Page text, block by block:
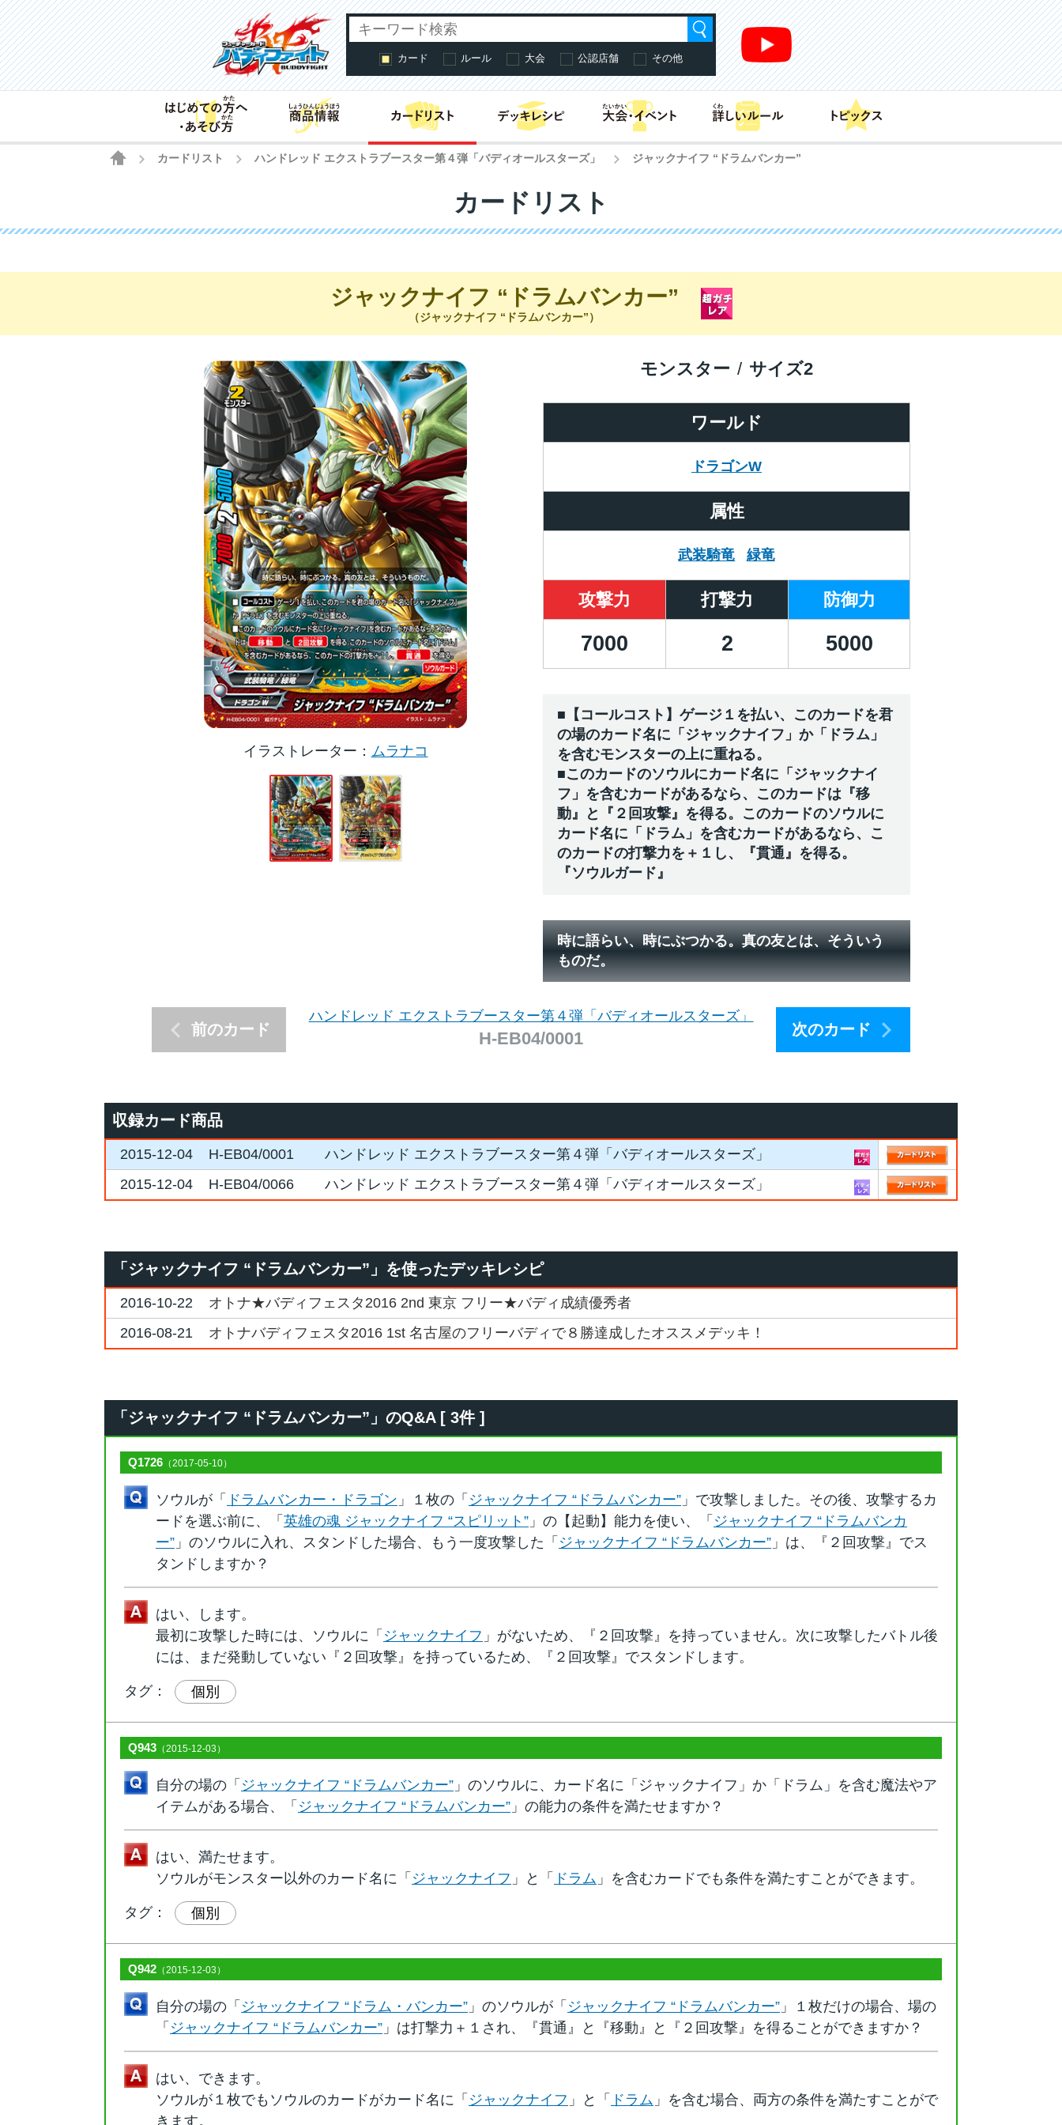
カード ルール 大会 公認店舗 その他
はじめての方へ・あそび方商品情報 カードリスト
HOME
カードリスト ハンドレッド エクストラブースター第４弾「バディオールスターズ」 ジャックナイフ “ドラムバンカー”
カードリスト
ジャックナイフ “ドラムバンカー”
（ジャックナイフ “ドラムバンカー”）
イラストレーター ムラナコ
ワールド
ドラゴンW
モンスター サイズ2
属性
武装騎竜 緑竜
攻撃力 打撃力 防御力
7000 2 5000
■【コールコスト】ゲージ１を払い、このカードを君
の場のカード名に「ジャックナイフ」か「ドラム」
を含むモンスターの上に重ねる。
■このカードのソウルにカード名に「ジャックナイ
フ」を含むカードがあるなら、このカードは『移
動』と『２回攻撃』を得る。このカードのソウルに
カード名に「ドラム」を含むカードがあるなら、こ
のカードの打撃力を＋１し、『貫通』を得る。
『ソウルガード』
時に語らい、時にぶつかる。真の友とは、そういう
ものだ。
前のカード
ハンドレッド エクストラブースター第４弾「バディオールスターズ」
H-EB04/0001 次のカード
収録カード商品
2015-12-04 H-EB04/0001
ハンドレッド エクストラブースター第４弾「バディオールスターズ」
2015-12-04
H-EB04/0066 ハンドレッド エクストラブースター第４弾「バディオールスターズ」
「ジャックナイフ “ドラムバンカー”」を使ったデッキレシピ
2016-10-22
オトナ★バディフェスタ2016 2nd 東京 フリー★バディ成績優秀者
2016-08-21
オトナバディフェスタ2016 1st 名古屋のフリーバディで８勝達成したオススメデッキ！
「ジャックナイフ “ドラムバンカー”」のQ&A [ 3件 ]
Q1726 （2017-05-10）
ソウルが「 ドラムバンカー・ドラゴン 」１枚の「 ジャックナイフ “ドラムバンカー” 」で攻撃しました。その後、攻撃するカ
ードを選ぶ前に、「 英雄の魂 ジャックナイフ “スピリット” 」の【起動】能力を使い、「 ジャックナイフ “ドラムバンカ
ー” 」のソウルに入れ、スタンドした場合、もう一度攻撃した「 ジャックナイフ “ドラムバンカー” 」は、『２回攻撃』でス
タンドしますか？
はい、します。
最初に攻撃した時には、ソウルに「 ジャックナイフ 」がないため、『２回攻撃』を持っていません。次に攻撃したバトル後
には、まだ発動していない『２回攻撃』を持っているため、『２回攻撃』でスタンドします。
タグ： 個別
Q943 （2015-12-03）
自分の場の「 ジャックナイフ “ドラムバンカー” 」のソウルに、カード名に「ジャックナイフ」か「ドラム」を含む魔法やア
イテムがある場合、「 ジャックナイフ “ドラムバンカー” 」の能力の条件を満たせますか？
はい、満たせます。
ソウルがモンスター以外のカード名に「 ジャックナイフ 」と「 ドラム 」を含むカードでも条件を満たすことができます。
タグ： 個別
Q942 （2015-12-03）
自分の場の「 ジャックナイフ “ドラム・バンカー” 」のソウルが「 ジャックナイフ “ドラムバンカー” 」１枚だけの場合、場の
「 ジャックナイフ “ドラムバンカー” 」は打撃力＋１され、『貫通』と『移動』と『２回攻撃』を得ることができますか？
はい、できます。
ソウルが１枚でもソウルのカードがカード名に「 ジャックナイフ 」と「 ドラム 」を含む場合、両方の条件を満たすことがで
きます。